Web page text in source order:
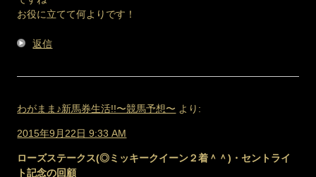
お役に立てて何よりです！
返信
わがまま♪新馬券生活!!〜競馬予想〜 より:
2015年9月22日 9:33 AM
ローズステークス(◎ミッキークイーン２着＾＾)・セントライ
ト記念の回顧